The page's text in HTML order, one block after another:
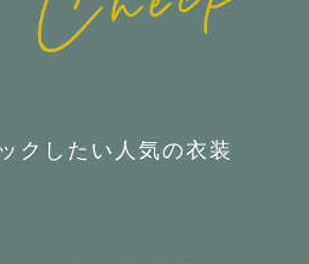
クしたい人気の衣装